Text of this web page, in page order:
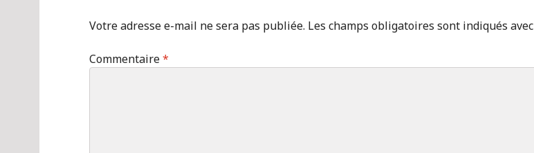
Votre adresse e-mail ne sera pas publiée. Les champs obligatoires sont indiqués avec
Commentaire*